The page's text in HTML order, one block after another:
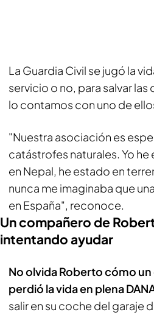
La Guardia Civil se jugó la
servicio o no, para salvar las
lo contamos con uno de
"Nuestra asociación es
catástrofes naturales. Yo
en Nepal, he estado en
nunca me imaginaba que
en España", reconoce.
Un compañero de
intentando ayudar
No olvida Roberto cómo
perdió la vida en plena
salir en su coche del garaje